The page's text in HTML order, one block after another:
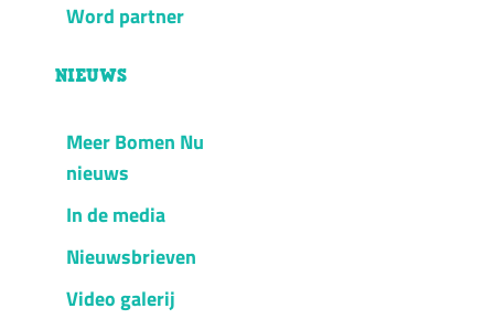
Word partner
NIEUWS
Meer Bomen Nu
nieuws
In de media
Nieuwsbrieven
Video galerij